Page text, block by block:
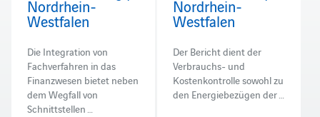
Nordrhein-
Westfalen
Die Integration von
Fachverfahren in das
Finanzwesen bietet neben
dem Wegfall von
Schnittstellen …
Nordrhein-
Westfalen
Der Bericht dient der
Verbrauchs- und
Kostenkontrolle sowohl zu
den Energiebezügen der …